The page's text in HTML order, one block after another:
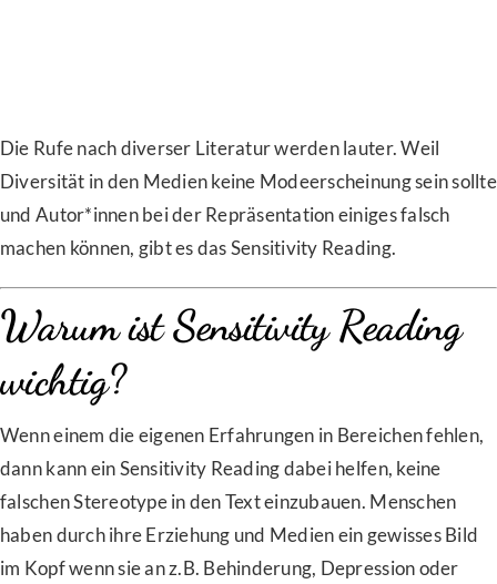
Die Rufe nach diverser Literatur werden lauter. Weil
Diversität in den Medien keine Modeerscheinung sein sollte
und Autor*innen bei der Repräsentation einiges falsch
machen können, gibt es das Sensitivity Reading.
Warum ist Sensitivity Reading
wichtig?
Wenn einem die eigenen Erfahrungen in Bereichen fehlen,
dann kann ein Sensitivity Reading dabei helfen, keine
falschen Stereotype in den Text einzubauen. Menschen
haben durch ihre Erziehung und Medien ein gewisses Bild
im Kopf wenn sie an z.B. Behinderung, Depression oder